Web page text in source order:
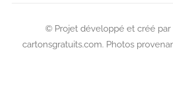
© Projet développé et créé par
cartonsgratuits.com. Photos